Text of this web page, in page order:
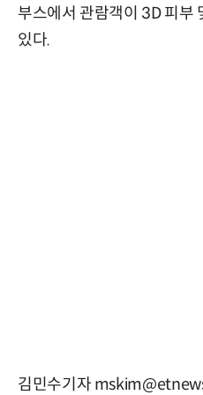
부스에서 관람객이 3D 피부
있다.
김민수기자